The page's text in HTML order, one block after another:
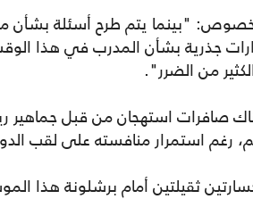
"بينما يتم طرح أسئلة بشأن
قرارات جذرية بشأن المدرب في هذا
من الضرر".
صافرات استهجان من قبل جماهير
رغم استمرار منافسته على لقب
ثقيلتين أمام برشلونة هذا